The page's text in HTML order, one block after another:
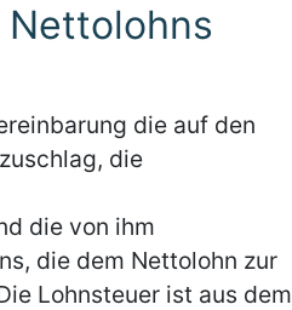
Nettolohns
die auf den
die
die von ihm
die dem Nettolohn zur
Lohnsteuer ist aus dem